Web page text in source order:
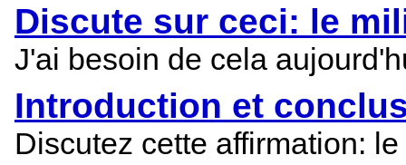
Discute sur ceci: le
J'ai besoin de cela
Introduction et
Discutez cette affirmation: